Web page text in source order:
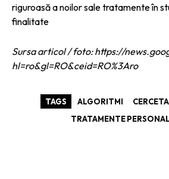
riguroasă a noilor sale tratamente în
finalitate
Sursa articol / foto: https://
hl=ro&gl=RO&ceid=RO%3Aro
TAGS ALGORITMI
TRATAMENTE